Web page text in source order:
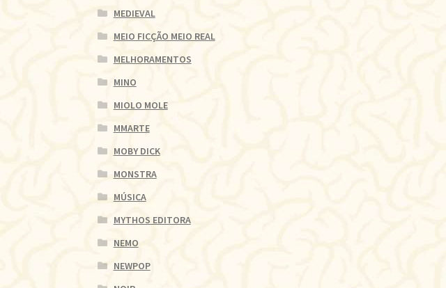
MEDIEVAL
MEIO FICÇÃO MEIO REAL
MELHORAMENTOS
MINO
MIOLO MOLE
MMARTE
MOBY DICK
MONSTRA
MÚSICA
MYTHOS EDITORA
NEMO
NEWPOP